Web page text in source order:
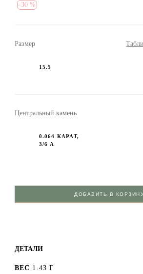
-30 %
Размер
15.5
Центральный камень
0.064 КАРАТ,
3/6 А
ДОБАВИТЬ В КОРЗИНУ
ДЕТАЛИ
ВЕС 1.43 Г